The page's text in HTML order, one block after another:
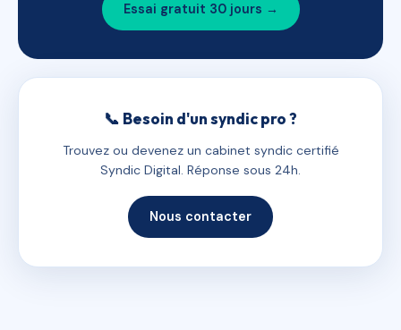
Essai gratuit 30 jours →
📞 Besoin d'un syndic pro ?
Trouvez ou devenez un cabinet syndic certifié
Syndic Digital. Réponse sous 24h.
Nous contacter